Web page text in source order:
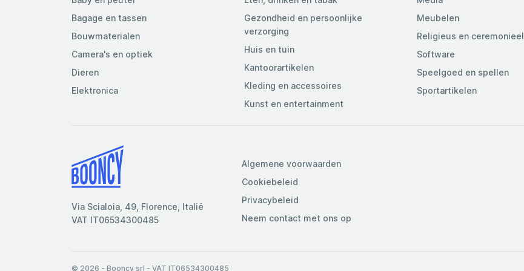
Bagage en tassen
Bouwmaterialen
Camera's en optiek
Dieren
Elektronica
Gezondheid en persoonlijke
verzorging
Huis en tuin
Kantoorartikelen
Kleding en accessoires
Kunst en entertainment
Meubelen
Religieus en ceremonieel
Software
Speelgoed en spellen
Sportartikelen
Via Scialoia, 49, Florence, Italië
VAT IT06534300485
Algemene voorwaarden
Cookiebeleid
Privacybeleid
Neem contact met ons op
© 2026 - Booncy srl - VAT IT06534300485